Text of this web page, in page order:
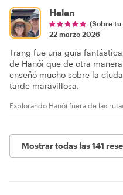
Helen
(Sobre
22 marzo 2026
Trang fue una guía
de Hanói que de otra
enseñó mucho sobre la
tarde maravillosa.
Explorando Hanói fuera de las
Mostrar todas las 141